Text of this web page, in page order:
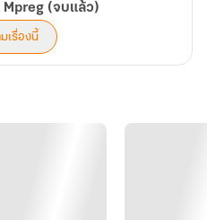
Mpreg (จบแล้ว)
เรื่องนี้